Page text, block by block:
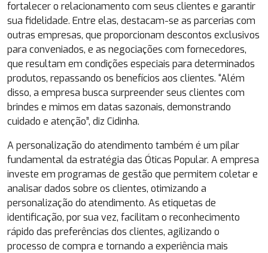
fortalecer o relacionamento com seus clientes e garantir
sua fidelidade. Entre elas, destacam-se as parcerias com
outras empresas, que proporcionam descontos exclusivos
para conveniados, e as negociações com fornecedores,
que resultam em condições especiais para determinados
produtos, repassando os benefícios aos clientes. “Além
disso, a empresa busca surpreender seus clientes com
brindes e mimos em datas sazonais, demonstrando
cuidado e atenção”, diz Cidinha.
A personalização do atendimento também é um pilar
fundamental da estratégia das Óticas Popular. A empresa
investe em programas de gestão que permitem coletar e
analisar dados sobre os clientes, otimizando a
personalização do atendimento. As etiquetas de
identificação, por sua vez, facilitam o reconhecimento
rápido das preferências dos clientes, agilizando o
processo de compra e tornando a experiência mais